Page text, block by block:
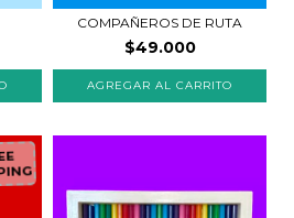
COMPAÑEROS DE RUTA
$49.000